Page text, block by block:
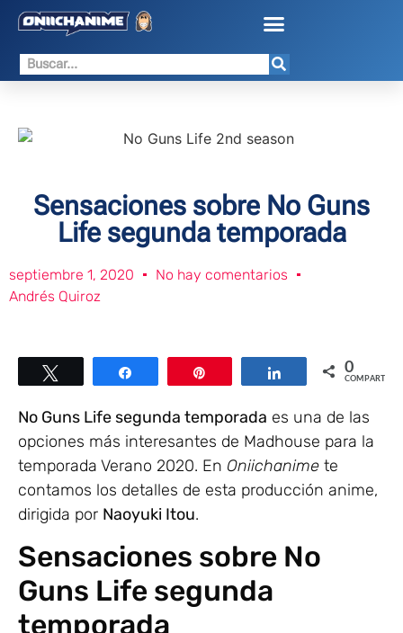
Sensaciones sobre No Guns
Life segunda temporada
septiembre 1, 2020
No hay comentarios
Andrés Quiroz
Compartir Compartir0
COMPARTIR
No Guns Life segunda temporada es una de las
opciones más interesantes de Madhouse para la
temporada Verano 2020. En Oniichanime te
contamos los detalles de esta producción anime,
dirigida por Naoyuki Itou.
Sensaciones sobre No
Guns Life segunda
temporada